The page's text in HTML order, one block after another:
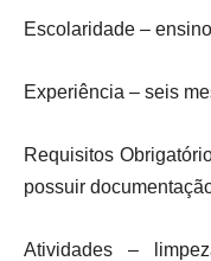
Escolaridade –
Experiência – seis
Requisitos
possuir
Atividades –